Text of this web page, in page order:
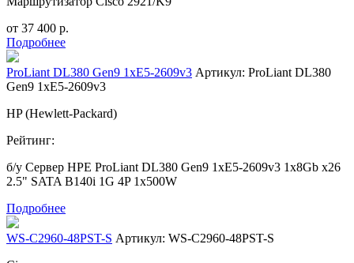
от 37 400 р.
Подробнее
ProLiant DL380 Gen9 1xE5-2609v3 Артикул: ProLiant DL380
Gen9 1xE5-2609v3
HP (Hewlett-Packard)
Рейтинг:
б/у Сервер HPE ProLiant DL380 Gen9 1xE5-2609v3 1x8Gb x26
2.5" SATA B140i 1G 4P 1x500W
Подробнее
WS-C2960-48PST-S Артикул: WS-C2960-48PST-S